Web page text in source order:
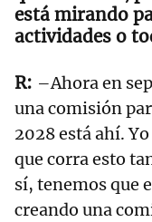
está mirando
actividades o
–Ahora en
una comisión
2028 está ahí.
que corra esto
sí, tenemos que
creando una